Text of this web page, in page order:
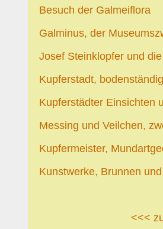
Besuch der Galmeiflora
Galminus, der
Josef Steinklopfer und
Kupferstadt,
Kupferstädter Einsichten
Messing und Veilchen,
Kupfermeister,
Kunstwerke, Brunnen
<<<